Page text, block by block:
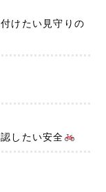
けたい見守りの
したい安全